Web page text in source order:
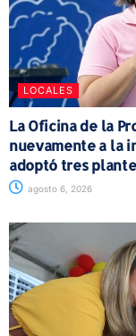
LOCALES
La Oficina de la
nuevamente a la
adoptó tres
agosto 6, 2026